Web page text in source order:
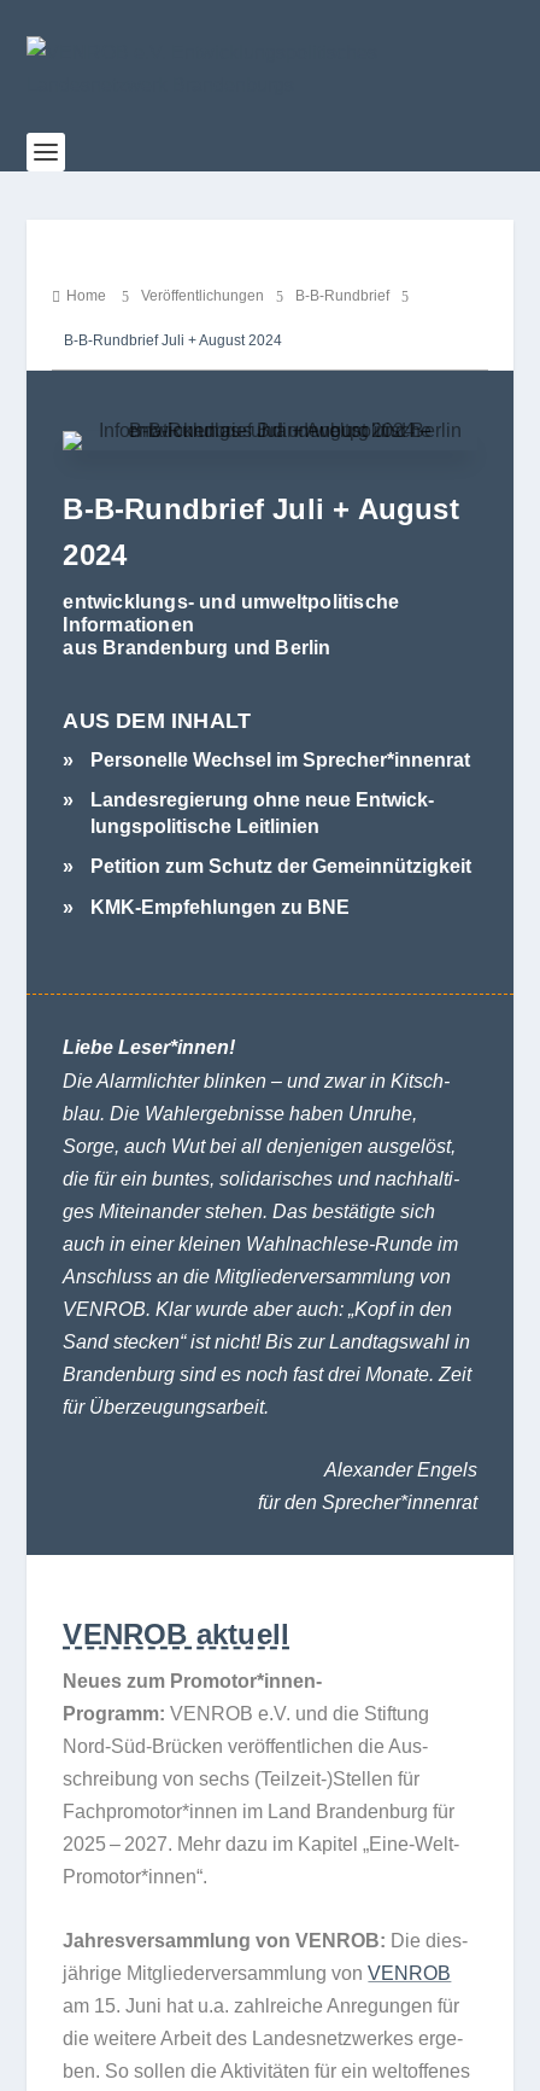
 Home 5 Ver­öf­fent­li­chun­gen 5 B‑B-Rund­brief 5
B‑B‑Rundbrief Juli + August 2024
B‑B-Rundbrief Juli + August
2024
entwicklungs- und umweltpolitische
Informationen
aus Brandenburg und Berlin
AUS DEM INHALT
Per­so­nelle Wech­sel im Sprecher*innenrat
Lan­des­re­gie­rung ohne neue Ent­wick­
lungs­po­li­ti­sche Leitlinien
Peti­tion zum Schutz der Gemeinnützigkeit
KMK-Emp­feh­lun­gen zu BNE
Liebe Leser*innen!
Die Alarm­lich­ter blin­ken – und zwar in Kitsch­
blau. Die Wahl­er­geb­nisse haben Unruhe,
Sorge, auch Wut bei all den­je­ni­gen aus­ge­löst,
die für ein bun­tes, soli­da­ri­sches und nach­hal­ti­
ges Mit­ein­an­der ste­hen. Das bestä­tigte sich
auch in einer klei­nen Wahl­nach­lese-Runde im
Anschluss an die Mit­glie­der­ver­samm­lung von
VENROB. Klar wurde aber auch: „Kopf in den
Sand ste­cken“ ist nicht! Bis zur Land­tags­wahl in
Bran­den­burg sind es noch fast drei Monate. Zeit
für Überzeugungsarbeit.
Alex­an­der Engels
für den Sprecher*innenrat
VENROB aktuell
Neues zum Promotor*innen-
Programm: VENROB e.V. und die Stif­tung
Nord-Süd-Brü­cken ver­öf­fent­li­chen die Aus­
schrei­bung von sechs (Teilzeit-)Stellen für
Fachpromotor*innen im Land Bran­den­burg für
2025 – 2027. Mehr dazu im Kapi­tel „Eine-Welt-
Promotor*innen“.
Jah­res­ver­samm­lung von VENROB: Die dies­
jäh­rige Mit­glie­der­ver­samm­lung vonVENROB
am 15. Juni hat u.a. zahl­rei­che Anre­gun­gen für
die wei­tere Arbeit des Lan­des­netz­wer­kes erge­
ben. So sol­len die Akti­vi­tä­ten für ein welt­of­fe­nes